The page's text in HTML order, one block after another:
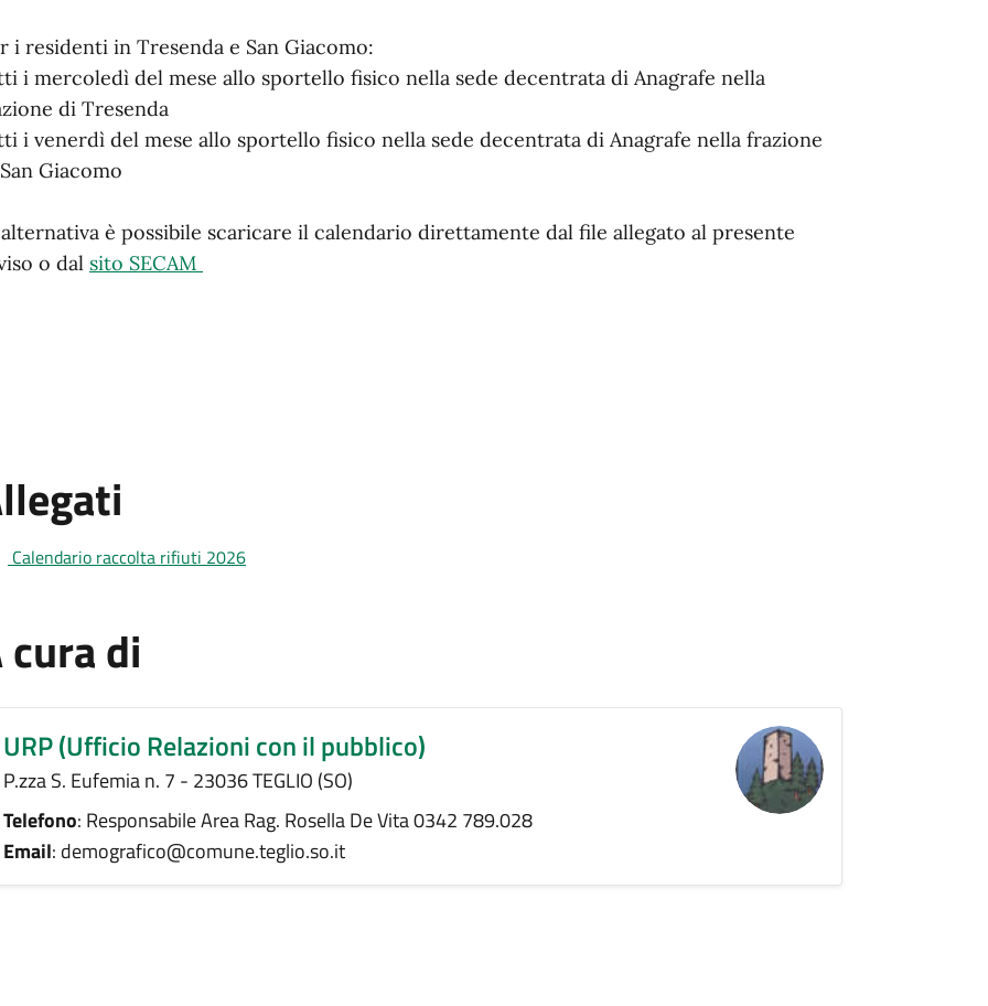
i residenti in Tresenda e San Giacomo:
i mercoledì del mese allo sportello fisico nella sede decentrata di Anagrafe nella
di Tresenda
i venerdì del mese allo sportello fisico nella sede decentrata di Anagrafe nella frazione
Giacomo
è possibile scaricare il calendario direttamente dal file allegato al presente
o dal sito SECAM
Calendario raccolta rifiuti 2026
cura di
URP (Ufficio Relazioni con il pubblico)
P.zza S. Eufemia n. 7 - 23036 TEGLIO (SO)
Telefono: Responsabile Area Rag. Rosella De Vita 0342 789.028
Email: demografico@comune.teglio.so.it